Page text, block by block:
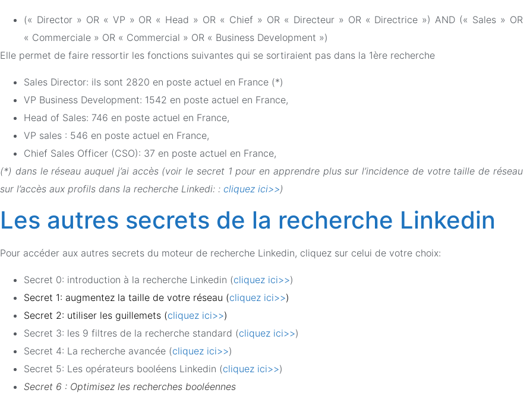
(« Director » OR « VP » OR « Head » OR « Chief » OR « Directeur » OR « Directrice ») AND (« Sales » OR
« Commerciale » OR « Commercial » OR « Business Development »)
Elle permet de faire ressortir les fonctions suivantes qui se sortiraient pas dans la 1ère recherche
Sales Director: ils sont 2820 en poste actuel en France (*)
VP Business Development: 1542 en poste actuel en France,
Head of Sales: 746 en poste actuel en France,
VP sales : 546 en poste actuel en France,
Chief Sales Officer (CSO): 37 en poste actuel en France,
(*) dans le réseau auquel j’ai accès (voir le secret 1 pour en apprendre plus sur l’incidence de votre taille de réseau
sur l’accès aux profils dans la recherche Linkedi: : cliquez ici>>)
Les autres secrets de la recherche Linkedin
Pour accéder aux autres secrets du moteur de recherche Linkedin, cliquez sur celui de votre choix:
Secret 0: introduction à la recherche Linkedin (cliquez ici>>)
Secret 1: augmentez la taille de votre réseau (cliquez ici>>)
Secret 2: utiliser les guillemets (cliquez ici>>)
Secret 3: les 9 filtres de la recherche standard (cliquez ici>>)
Secret 4: La recherche avancée (cliquez ici>>)
Secret 5: Les opérateurs booléens Linkedin (cliquez ici>>)
Secret 6 : Optimisez les recherches booléennes